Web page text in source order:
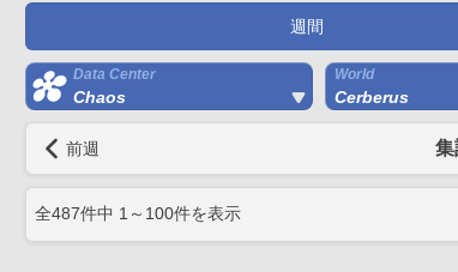
週間
Data Center
Chaos
World
Cerberus
前週 集
全487件中 1 ～ 100件を表示